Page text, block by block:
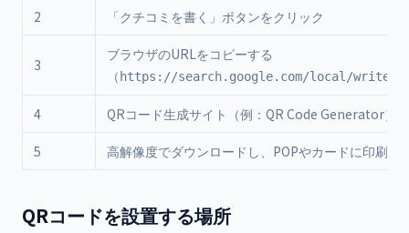
2 「クチコミを書く」ボタンをクリック
3
ブラウザのURLをコピーする
（ https://search.google.com/local/
4 QRコード生成サイト（例：QR Code Generator）
5 高解像度でダウンロードし、POPやカードに印刷
QRコードを設置する場所